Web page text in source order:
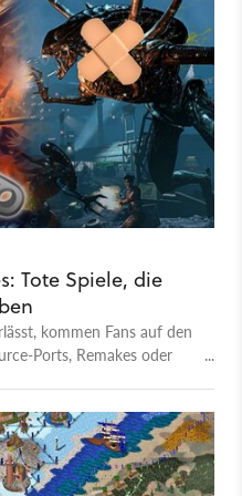
Tote Spiele, die
kommen Fans auf den
Ports, Remakes oder